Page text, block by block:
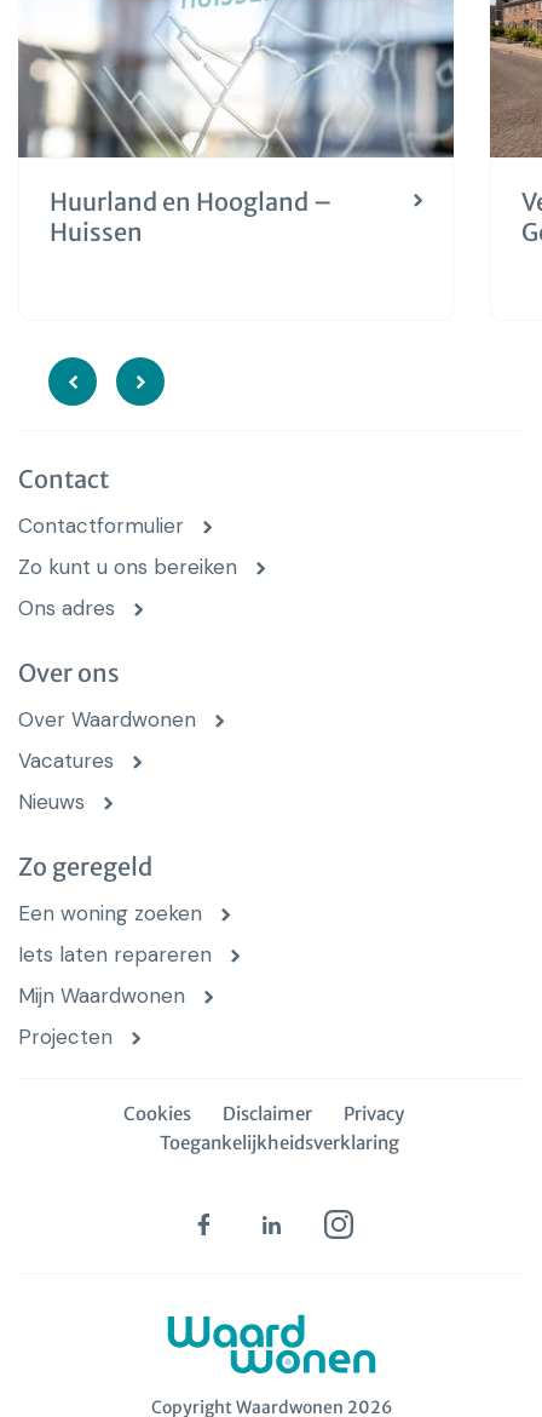
Huurland en Hoogland –
Huissen
Contact
Contactformulier
Zo kunt u ons bereiken
Ons adres
Over ons
Over Waardwonen
Vacatures
Nieuws
Zo geregeld
Een woning zoeken
Iets laten repareren
Mijn Waardwonen
Projecten
Copyright Waardwonen 2026
Cookies Disclaimer
Privacy
Toegankelijkheidsverklaring